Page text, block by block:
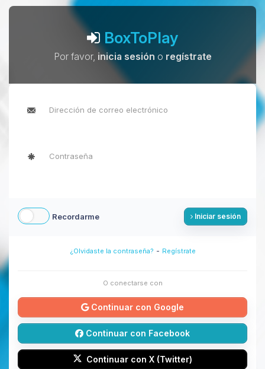
BoxToPlay
Por favor, inicia sesión o regístrate
Recordarme Iniciar sesión
¿Olvidaste la contraseña? - Regístrate
O conectarse con
Continuar con Google
Continuar con Facebook
Continuar con X (Twitter)